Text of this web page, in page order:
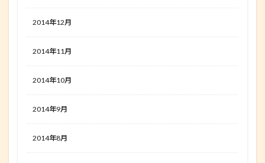
2014年12月
2014年11月
2014年10月
2014年9月
2014年8月